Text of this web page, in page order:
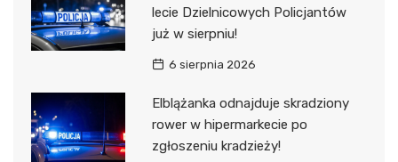
lecie Dzielnicowych Policjantów
już w sierpniu!
6 sierpnia 2026
Elblążanka odnajduje skradziony
rower w hipermarkecie po
zgłoszeniu kradzieży!